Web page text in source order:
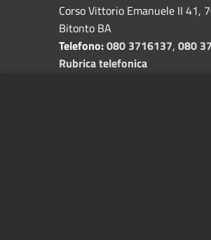
Corso Vittorio Emanuele II 41,
Bitonto BA
Telefono:080 3716137, 080
Rubrica telefonica